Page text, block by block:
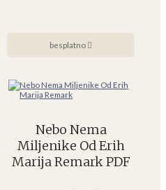
besplatno
Nebo Nema
Miljenike Od Erih
Marija Remark PDF